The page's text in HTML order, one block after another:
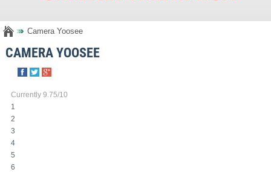
Camera Yoosee
CAMERA YOOSEE
Currently 9.75/10
1
2
3
4
5
6